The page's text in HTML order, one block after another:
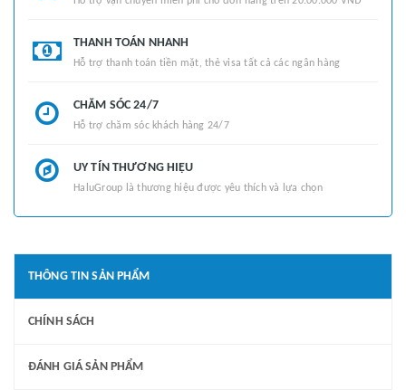
THANH TOÁN NHANH
Hỗ trợ thanh toán tiền mặt, thẻ visa tất cả các ngân hàng
CHĂM SÓC 24/7
Hỗ trợ chăm sóc khách hàng 24/7
UY TÍN THƯƠNG HIỆU
HaluGroup là thương hiệu được yêu thích và lựa chọn
THÔNG TIN SẢN PHẨM
CHÍNH SÁCH
ĐÁNH GIÁ SẢN PHẨM